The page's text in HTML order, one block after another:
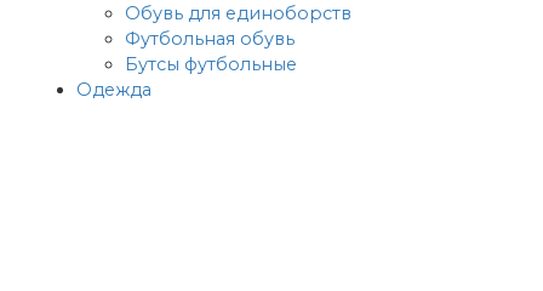
Обувь для единоборств
Футбольная обувь
Бутсы футбольные
Одежда